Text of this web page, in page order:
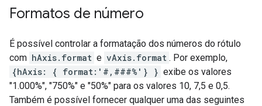
Formatos de número
É possível controlar a formatação dos números do rótulo
com hAxis.format e vAxis.format . Por exemplo,
{hAxis: { format:'#,###%'} } exibe os valores
"1.000%", "750%" e "50%" para os valores 10, 7,5 e 0,5.
Também é possível fornecer qualquer uma das seguintes